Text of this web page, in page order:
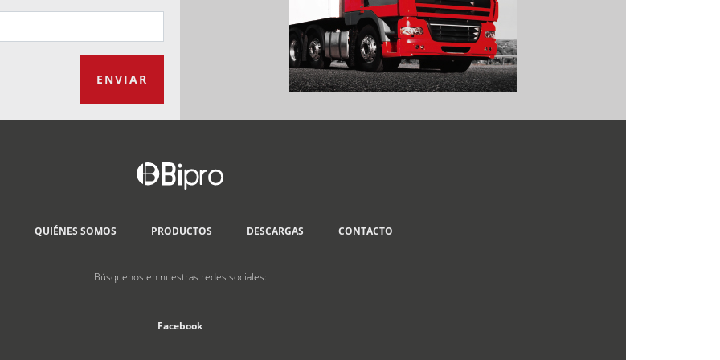
ENVIAR
QUIÉNES SOMOS PRODUCTOS DESCARGAS CONTACTO
Búsquenos en nuestras redes sociales:
Facebook